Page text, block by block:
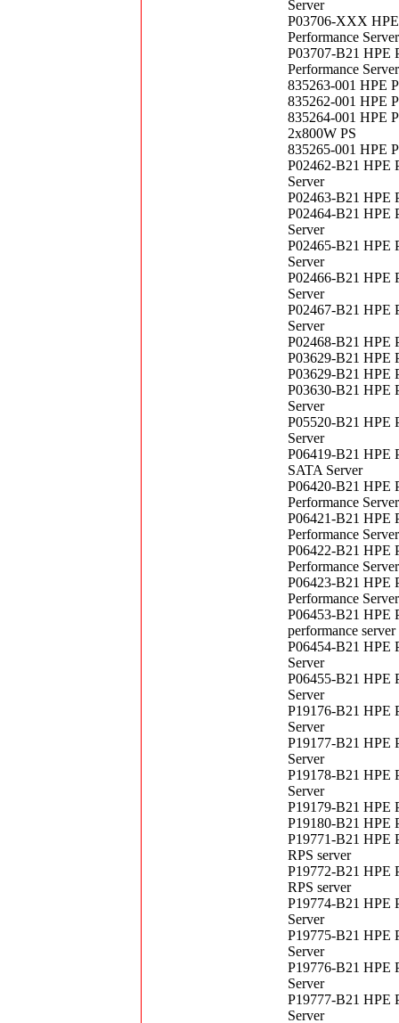
Server
P03706-XXX
Performance Server
P03707-B21 HPE
Performance Server
835263-001 HPE
835262-001 HPE
835264-001 HPE
2x800W PS
835265-001 HPE
P02462-B21 HPE
Server
P02463-B21 HPE
P02464-B21 HPE
Server
P02465-B21 HPE
Server
P02466-B21 HPE
Server
P02467-B21 HPE
Server
P02468-B21 HPE
P03629-B21 HPE
P03629-B21 HPE
P03630-B21 HPE
Server
P05520-B21 HPE
Server
P06419-B21 HPE
SATA Server
P06420-B21 HPE
Performance Server
P06421-B21 HPE
Performance Server
P06422-B21 HPE
Performance Server
P06423-B21 HPE
Performance Server
P06453-B21 HPE
performance server
P06454-B21 HPE
Server
P06455-B21 HPE
Server
P19176-B21 HPE
Server
P19177-B21 HPE
Server
P19178-B21 HPE
Server
P19179-B21 HPE
P19180-B21 HPE
P19771-B21 HPE
RPS server
P19772-B21 HPE
RPS server
P19774-B21 HPE
Server
P19775-B21 HPE
Server
P19776-B21 HPE
Server
P19777-B21 HPE
Server